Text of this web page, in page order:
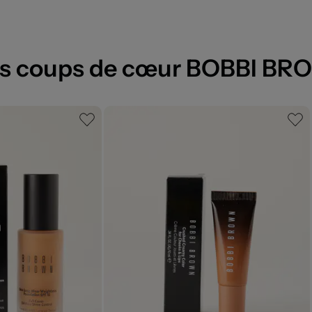
coups de cœur BOBBI